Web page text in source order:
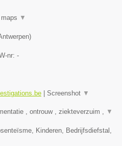
▼
)
nr: -
Screenshot ▼
, ontrouw , ziekteverzuim , ▼
Kinderen, Bedrijfsdiefstal,